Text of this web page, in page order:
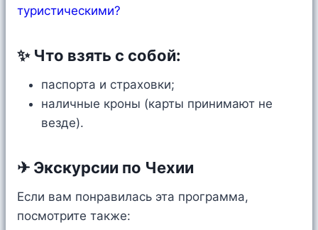
туристическими?
✨ Что взять с собой:
паспорта и страховки;
наличные кроны (карты принимают не
везде).
✈ Экскурсии по Чехии
Если вам понравилась эта программа,
посмотрите также: